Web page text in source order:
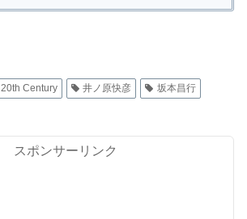
20th Century 井ノ原快彦
坂本昌行
スポンサーリンク